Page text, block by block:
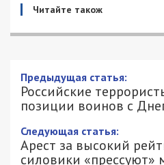
Читайте також
Предыдущая статья:
Российские
позиции воинов с
Следующая статья:
Арест за высокий
силовики «прессуют»